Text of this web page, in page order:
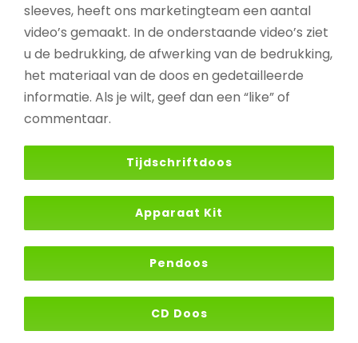
sleeves, heeft ons marketingteam een aantal
video’s gemaakt. In de onderstaande video’s ziet
u de bedrukking, de afwerking van de bedrukking,
het materiaal van de doos en gedetailleerde
informatie. Als je wilt, geef dan een “like” of
commentaar.
Tijdschriftdoos
Apparaat Kit
Pendoos
CD Doos